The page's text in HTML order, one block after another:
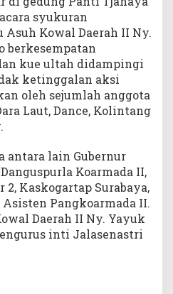
syukuran
Asuh Kowal Daerah II Ny.
berkesempatan
kue ultah didampingi
ketinggalan aksi
oleh sejumlah anggota
Laut, Dance, Kolintang
antara lain Gubernur
Koarmada II,
2, Kaskogartap Surabaya,
Pangkoarmada II.
Daerah II Ny. Yayuk
inti Jalasenastri